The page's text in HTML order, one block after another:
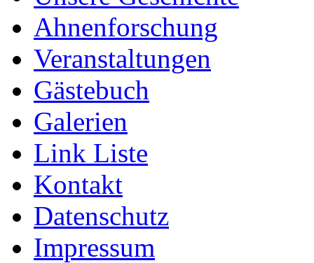
Ahnenforschung
Veranstaltungen
Gästebuch
Galerien
Link Liste
Kontakt
Datenschutz
Impressum